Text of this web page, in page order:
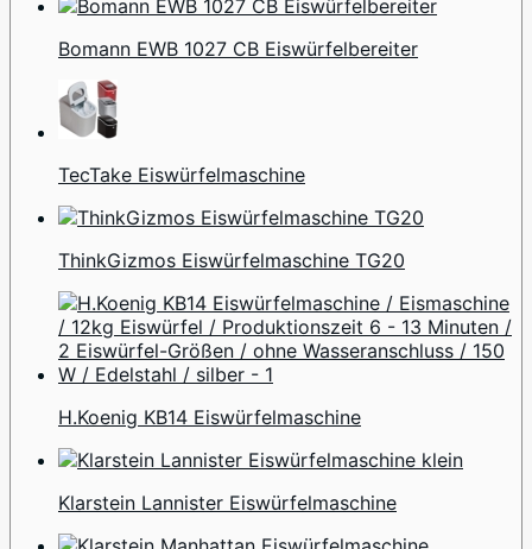
Bomann EWB 1027 CB Eiswürfelbereiter
TecTake Eiswürfelmaschine
ThinkGizmos Eiswürfelmaschine TG20
H.Koenig KB14 Eiswürfelmaschine
Klarstein Lannister Eiswürfelmaschine